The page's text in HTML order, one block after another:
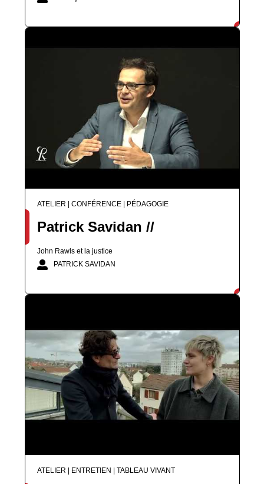
ATELIER | CONFÉRENCE | PÉDAGOGIE
Patrick Savidan //
John Rawls et la justice
PATRICK SAVIDAN
ATELIER | ENTRETIEN | TABLEAU VIVANT